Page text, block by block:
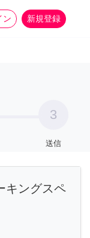
ン 新規登録
more_horiz
3
送信
キングスペ